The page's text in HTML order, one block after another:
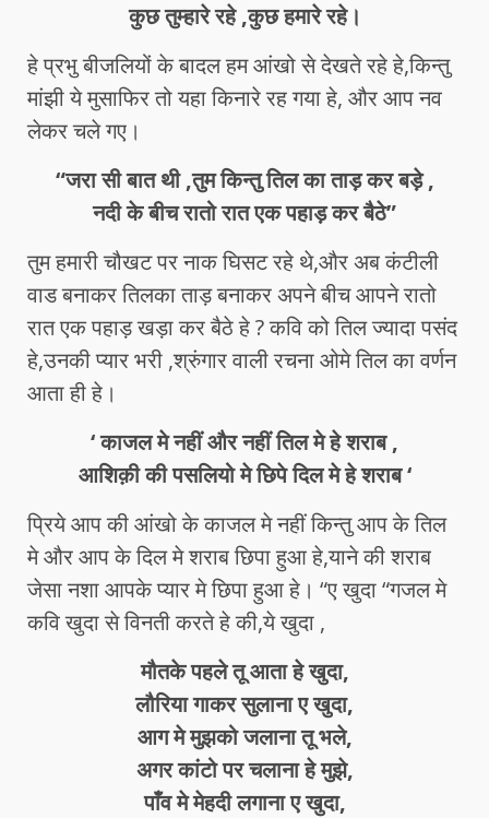
कुछ तुम्हारे रहे ,कुछ हमारे रहे।
हे प्रभु बीजलियों के बादल हम आंखो से देखते रहे हे,किन्तु
मांझी ये मुसाफिर तो यहा किनारे रह गया हे, और आप नव
लेकर चले गए।
“जरा सी बात थी ,तुम किन्तु तिल का ताड़ कर बड़े ,
नदी के बीच रातो रात एक पहाड़ कर बैठे”
तुम हमारी चौखट पर नाक घिसट रहे थे,और अब कंटीली
वाड बनाकर तिलका ताड़ बनाकर अपने बीच आपने रातो
रात एक पहाड़ खड़ा कर बैठे हे ? कवि को तिल ज्यादा पसंद
हे,उनकी प्यार भरी ,श्रुंगार वाली रचना ओमे तिल का वर्णन
आता ही हे।
‘ काजल मे नहीं और नहीं तिल मे हे शराब ,
आशिक़ी की पसलियो मे छिपे दिल मे हे शराब ‘
प्रिये आप की आंखो के काजल मे नहीं किन्तु आप के तिल
मे और आप के दिल मे शराब छिपा हुआ हे,याने की शराब
जेसा नशा आपके प्यार मे छिपा हुआ हे। “ए खुदा “गजल मे
कवि खुदा से विनती करते हे की,ये खुदा ,
मौतके पहले तू आता हे खुदा,
लौरिया गाकर सुलाना ए खुदा,
आग मे मुझको जलाना तू भले,
अगर कांटो पर चलाना हे मुझे,
पाँव मे मेहदी लगाना ए खुदा,